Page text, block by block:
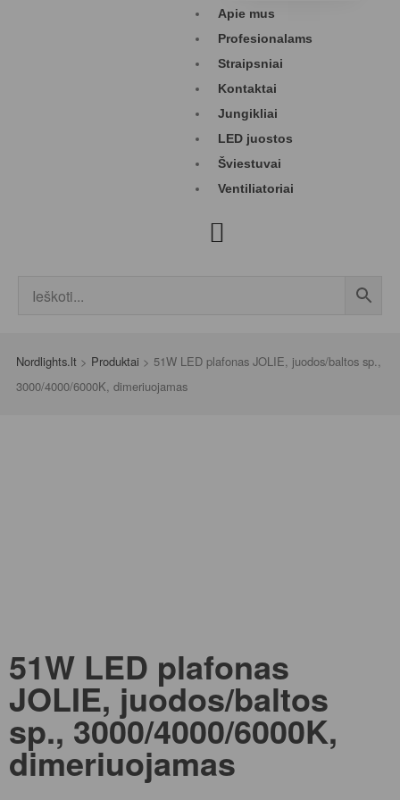
Apie mus
Profesionalams
Straipsniai
Kontaktai
Jungikliai
LED juostos
Šviestuvai
Ventiliatoriai
Nordlights.lt > Produktai > 51W LED plafonas JOLIE, juodos/baltos sp.,
3000/4000/6000K, dimeriuojamas
51W LED plafonas
JOLIE, juodos/baltos
sp., 3000/4000/6000K,
dimeriuojamas